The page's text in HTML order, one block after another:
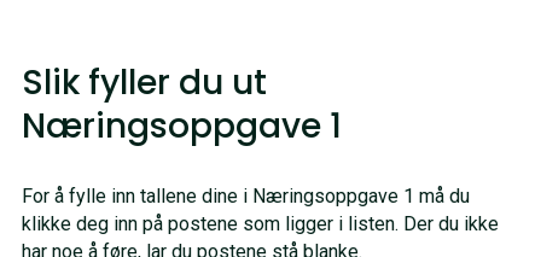
Slik fyller du ut
Næringsoppgave 1
For å fylle inn tallene dine i Næringsoppgave 1 må du
klikke deg inn på postene som ligger i listen. Der du ikke
har noe å føre, lar du postene stå blanke.